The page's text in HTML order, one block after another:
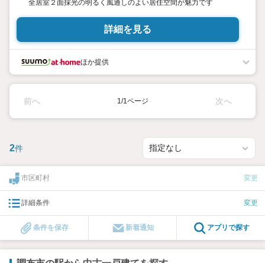
全居室２面採光の明るく風通しのよい居住空間が魅力です
詳細を見る
ほか提供
前へ 1/1ページ 次へ
2件
市区町村 変更
詳細条件 変更
条件を保存 新着通知 アプリで探す